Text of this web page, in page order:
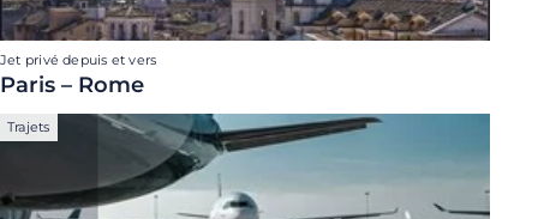
Jet privé depuis et vers
Paris – Rome
Trajets